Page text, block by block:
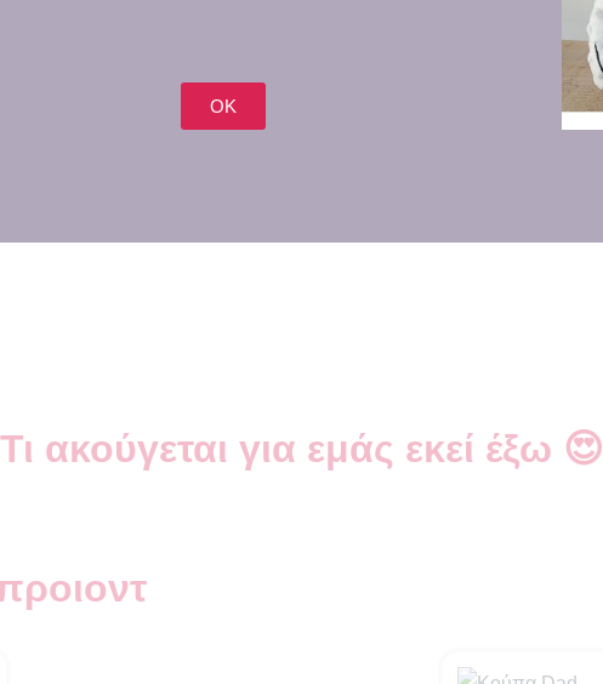
στη βάπτιση ή το party!
επικοινωνήστε μαζί μας!
προκαταβολή ίση με το μισό ποσό.
γιρλάντα με το όνομα του παιδιού!
Τι ακούγεται για εμάς εκεί έξω 😍
OK